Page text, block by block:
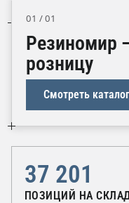
01 / 01
Резиномир
розницу
Смотреть каталог
37 201
ПОЗИЦИЙ НА